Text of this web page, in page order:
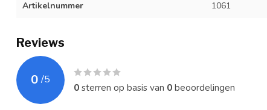
Artikelnummer 1061
Reviews
0 /5
0sterren op basis van 0beoordelingen